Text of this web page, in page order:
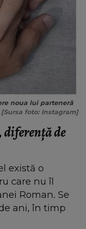
noua lui parteneră
[Sursa foto: Instagram]
de
există o
care nu îl
Roman. Se
ani, în timp